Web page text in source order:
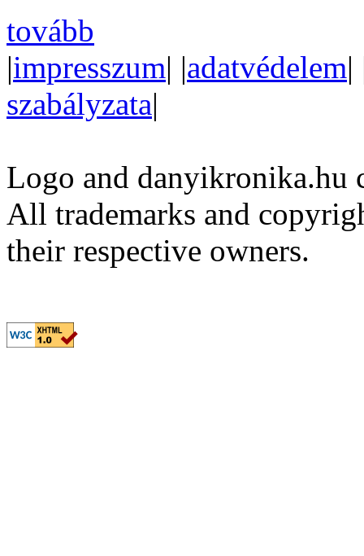
tovább
|impresszum| |adatvédelem|
szabályzata|
Logo and
All trademarks and
their respective owners.